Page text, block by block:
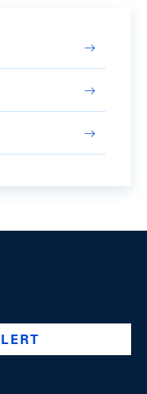
swiss-national-
@swissnationalbank